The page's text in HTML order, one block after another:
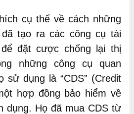
cụ thể về cách những
tạo ra các công cụ tài
đặt cược chống lại thị
những công cụ quan
sử dụng là “CDS” (Credit
hợp đồng bảo hiểm về
dụng. Họ đã mua CDS từ